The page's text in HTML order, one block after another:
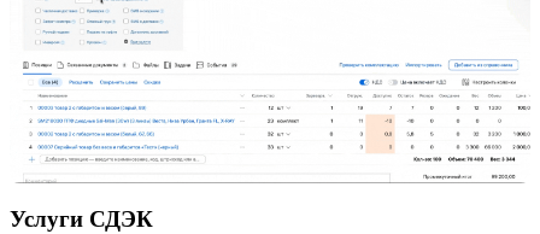
Услуги СДЭК